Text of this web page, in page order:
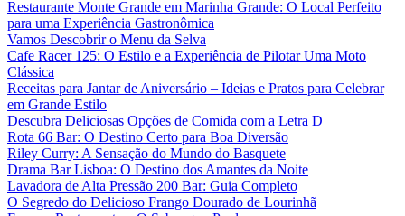
Restaurante Monte Grande em Marinha Grande: O Local Perfeito
para uma Experiência Gastronômica
Vamos Descobrir o Menu da Selva
Cafe Racer 125: O Estilo e a Experiência de Pilotar Uma Moto
Clássica
Receitas para Jantar de Aniversário – Ideias e Pratos para Celebrar
em Grande Estilo
Descubra Deliciosas Opções de Comida com a Letra D
Rota 66 Bar: O Destino Certo para Boa Diversão
Riley Curry: A Sensação do Mundo do Basquete
Drama Bar Lisboa: O Destino dos Amantes da Noite
Lavadora de Alta Pressão 200 Bar: Guia Completo
O Segredo do Delicioso Frango Dourado de Lourinhã